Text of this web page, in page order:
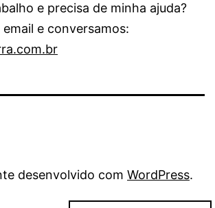
e precisa de minha ajuda?
e conversamos:
desenvolvido com WordPress.